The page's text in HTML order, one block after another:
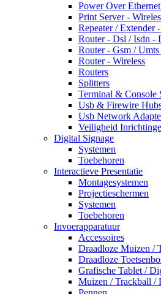
Power Over
Print Server -
Repeater / Extender
Router - Dsl / Isdn -
Router - Gsm /
Router - Wireless
Routers
Splitters
Terminal & Console
Usb & Firewire
Usb Network
Veiligheid
Digital Signage
Systemen
Toebehoren
Interactieve Presentatie
Montagesystemen
Projectieschermen
Systemen
Toebehoren
Invoerapparatuur
Accessoires
Draadloze Muizen /
Draadloze
Grafische Tablet /
Muizen / Trackball /